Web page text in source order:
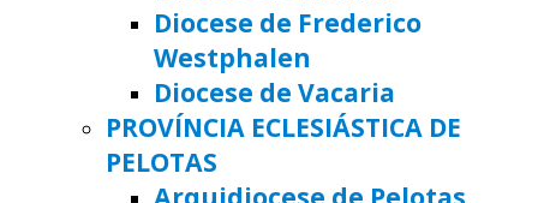
Diocese de Frederico
Westphalen
Diocese de Vacaria
PROVÍNCIA ECLESIÁSTICA DE
PELOTAS